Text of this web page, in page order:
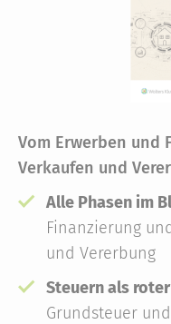
Vom Erwerben und
Verkaufen und
Alle Phasen im
Finanzierung
und Vererbung
Steuern als
Grundsteuer